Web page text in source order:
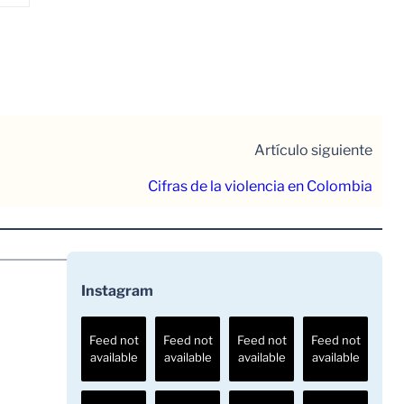
Artículo siguiente
Cifras de la violencia en Colombia
Instagram
Feed not
available
Feed not
available
Feed not
available
Feed not
available